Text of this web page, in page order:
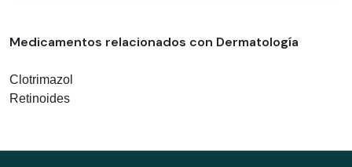
Medicamentos relacionados con Dermatología
Clotrimazol
Retinoides